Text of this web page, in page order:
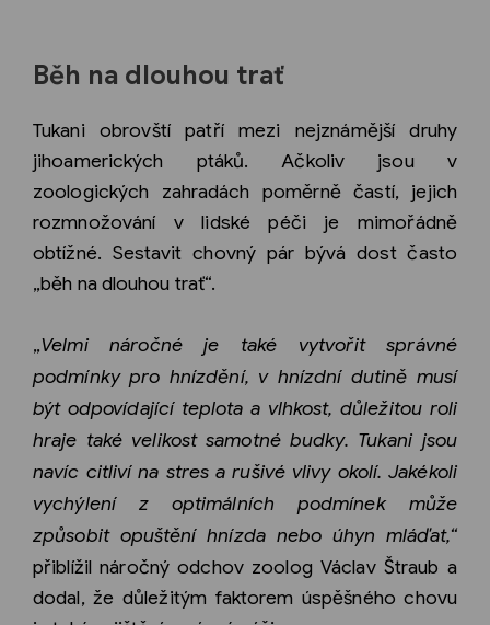
Běh na dlouhou trať
Tukani obrovští patří mezi nejznámější druhy
jihoamerických ptáků. Ačkoliv jsou v
zoologických zahradách poměrně častí, jejich
rozmnožování v lidské péči je mimořádně
obtížné. Sestavit chovný pár bývá dost často
„běh na dlouhou trať“.
„Velmi náročné je také vytvořit správné
podmínky pro hnízdění, v hnízdní dutině musí
být odpovídající teplota a vlhkost, důležitou roli
hraje také velikost samotné budky. Tukani jsou
navíc citliví na stres a rušivé vlivy okolí. Jakékoli
vychýlení z optimálních podmínek může
způsobit opuštění hnízda nebo úhyn mláďat,“
přiblížil náročný odchov zoolog Václav Štraub a
dodal, že důležitým faktorem úspěšného chovu